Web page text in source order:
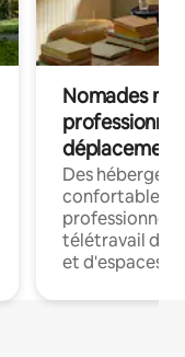
Nomades
déplacement
Des
confortables
professionnels
télétravail
et d'espaces